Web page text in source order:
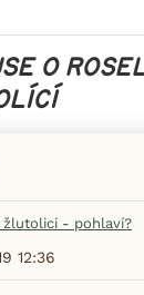
O
žlutolici - pohlaví?
12:36